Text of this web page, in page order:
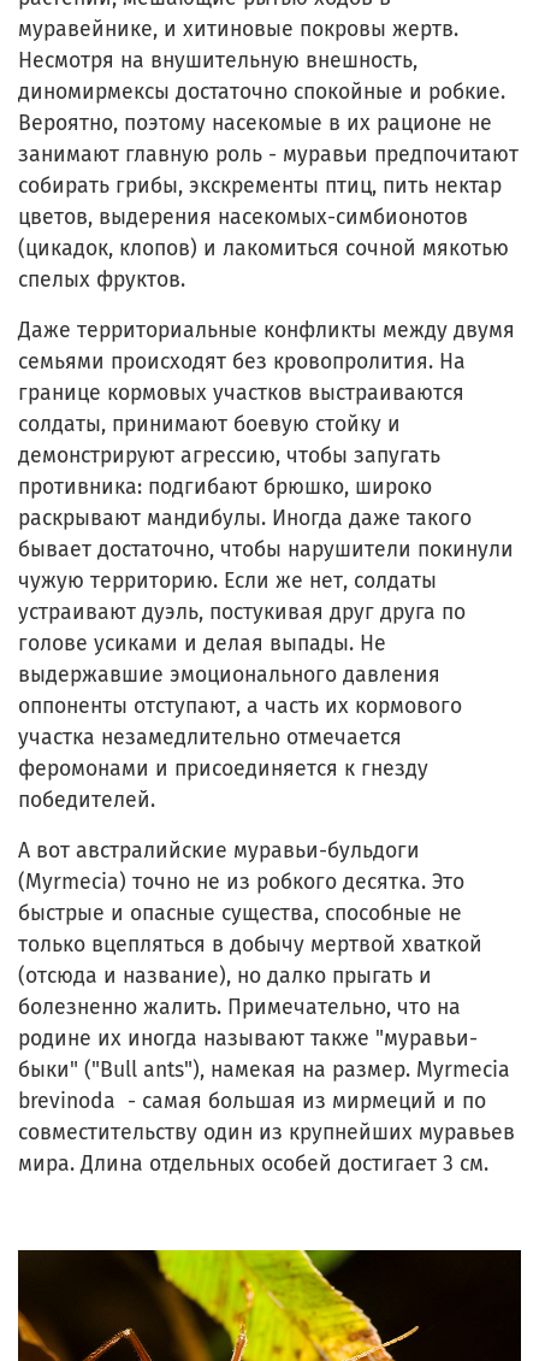
муравейнике, и хитиновые покровы жертв.
Несмотря на внушительную внешность,
диномирмексы достаточно спокойные и робкие.
Вероятно, поэтому насекомые в их рационе не
занимают главную роль - муравьи предпочитают
собирать грибы, экскременты птиц, пить нектар
цветов, выдерения насекомых-симбионотов
(цикадок, клопов) и лакомиться сочной мякотью
спелых фруктов.
Даже территориальные конфликты между двумя
семьями происходят без кровопролития. На
границе кормовых участков выстраиваются
солдаты, принимают боевую стойку и
демонстрируют агрессию, чтобы запугать
противника: подгибают брюшко, широко
раскрывают мандибулы. Иногда даже такого
бывает достаточно, чтобы нарушители покинули
чужую территорию. Если же нет, солдаты
устраивают дуэль, постукивая друг друга по
голове усиками и делая выпады. Не
выдержавшие эмоционального давления
оппоненты отступают, а часть их кормового
участка незамедлительно отмечается
феромонами и присоединяется к гнезду
победителей.
А вот австралийские муравьи-бульдоги
(Myrmecia) точно не из робкого десятка. Это
быстрые и опасные существа, способные не
только вцепляться в добычу мертвой хваткой
(отсюда и название), но далко прыгать и
болезненно жалить. Примечательно, что на
родине их иногда называют также "муравьи-
быки" ("Bull ants"), намекая на размер. Myrmecia
brevinoda - самая большая из мирмеций и по
совместительству один из крупнейших муравьев
мира. Длина отдельных особей достигает 3 см.